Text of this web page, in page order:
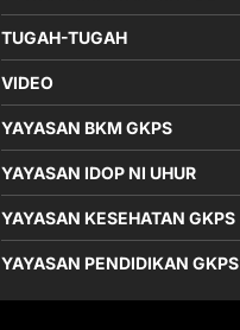
TUGAH-TUGAH
VIDEO
YAYASAN BKM GKPS
YAYASAN IDOP NI UHUR
YAYASAN KESEHATAN GKPS
YAYASAN PENDIDIKAN GKPS